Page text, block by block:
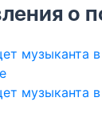
о
музыканта в
музыканта в